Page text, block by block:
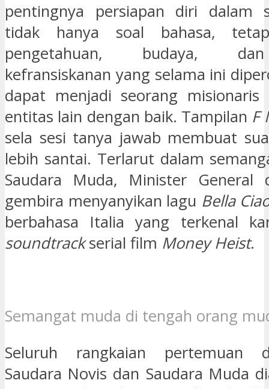
pentingnya persiapan diri dalam
tidak hanya soal bahasa,
pengetahuan, budaya,
kefransiskanan yang selama ini
dapat menjadi seorang misionaris
entitas lain dengan baik. Tampilan F
sela sesi tanya jawab membuat
lebih santai. Terlarut dalam
Saudara Muda, Minister General
gembira menyanyikan lagu Bella
berbahasa Italia yang terkenal
soundtrackserial film Money Heist.
Semangat muda di tengah orang
Seluruh rangkaian pertemuan
Saudara Novis dan Saudara Muda